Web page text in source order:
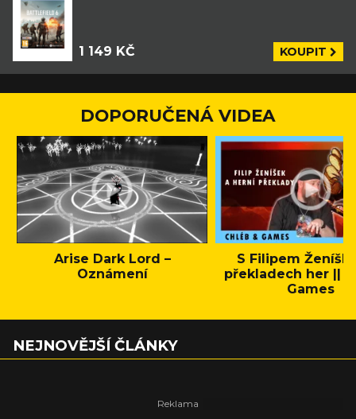
1 149 KČ KOUPIT
DOPORUČENÁ VIDEA
Arise Dark Lord –
Oznámení
S Filipem
překladech her ||
Games
NEJNOVĚJŠÍ ČLÁNKY